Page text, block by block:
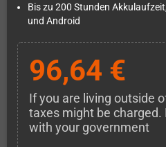
Bis zu 200 Stunden
und Android
96,64 €
If you are living outside
taxes might be charged.
with your government